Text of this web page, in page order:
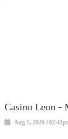
Casino Leon –
Aug 5, 2026 /